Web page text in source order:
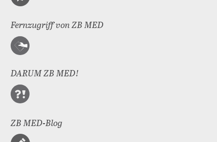
Fernzugriff von ZB MED
DARUM ZB MED!
ZB MED-Blog